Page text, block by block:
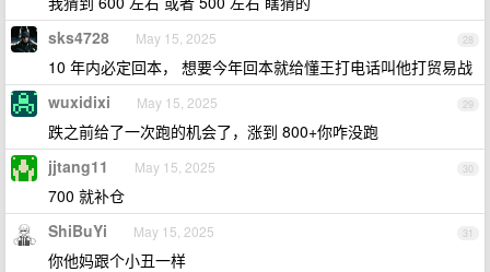
28
sks4728 May 15, 2025
10 年内必定回本， 想要今年回本就给懂王打电话叫他打贸易战
29
wuxidixi May 15, 2025
跌之前给了一次跑的机会了，涨到 800+你咋没跑
30
jjtang11 May 15, 2025
700 就补仓
31
ShiBuYi May 15, 2025
你他妈跟个小丑一样